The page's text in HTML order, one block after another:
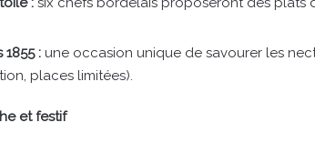
: une occasion unique de savourer les
places limitées).
et festif